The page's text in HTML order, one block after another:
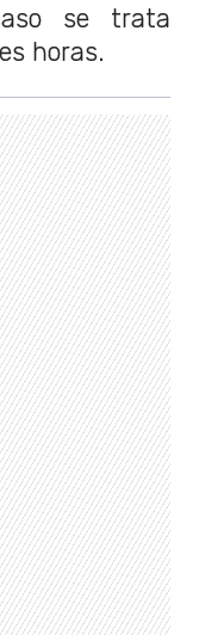
se trata
horas.